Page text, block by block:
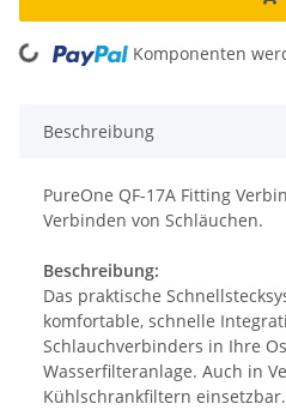
Komponenten
Beschreibung
PureOne QF-17A Fitting
Verbinden von Schläuchen.
Beschreibung:
Das praktische
komfortable, schnelle
Schlauchverbinders in Ihre
Wasserfilteranlage. Auch in
Kühlschrankfiltern einsetzbar.